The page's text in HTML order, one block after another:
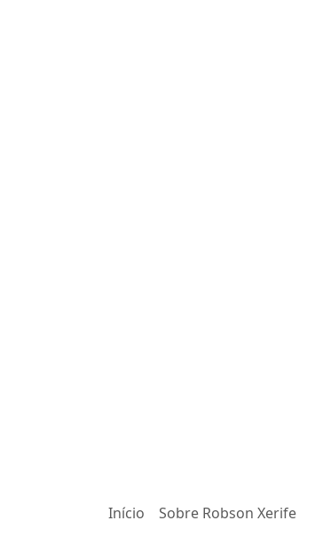
Início Sobre Robson Xerife